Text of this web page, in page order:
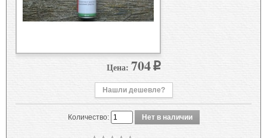
Цена: 704p
Нашли дешевле?
Количество: